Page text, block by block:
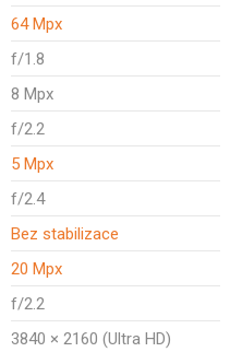
64 Mpx
f/1.8
8 Mpx
f/2.2
5 Mpx
f/2.4
Bez stabilizace
20 Mpx
f/2.2
3840 × 2160 (Ultra HD)